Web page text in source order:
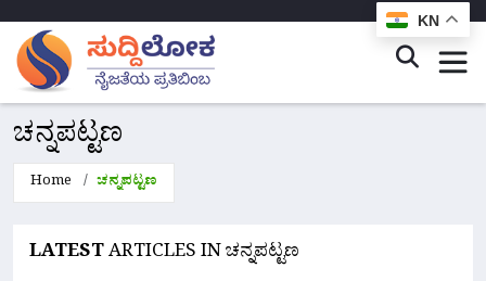
ಚನ್ನಪಟ್ಟಣ
Home ಚನ್ನಪಟ್ಟಣ
LATESTARTICLES IN ಚನ್ನಪಟ್ಟಣ
KN